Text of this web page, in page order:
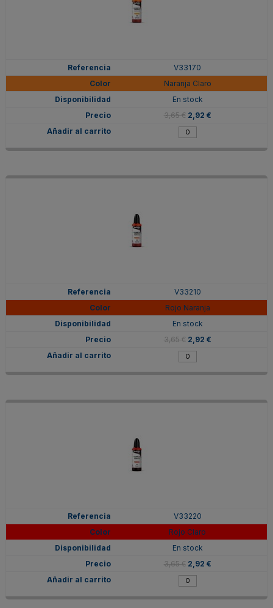
V33170
Naranja Claro
En stock
3,65 € 2,92 €
V33210
Rojo Naranja
En stock
3,65 € 2,92 €
V33220
Rojo Claro
En stock
3,65 € 2,92 €